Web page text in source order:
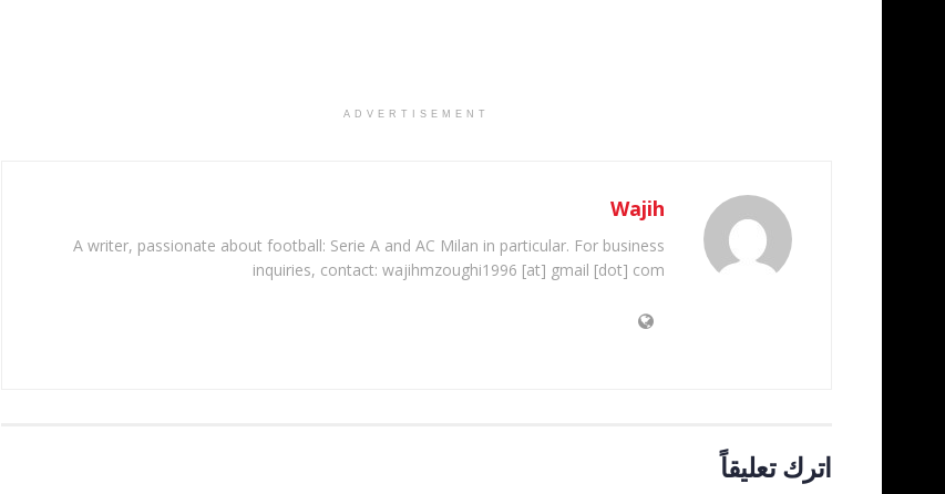
ADVERTISEMENT
Wajih
A writer, passionate about football: Serie A and AC Milan in particular. For business
inquiries, contact: wajihmzoughi1996 [at] gmail [dot] com
اترك تعليقاً